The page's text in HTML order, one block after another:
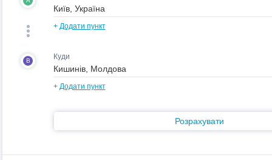
+ Додати пункт
B Куди
+ Додати пункт
Розрахувати